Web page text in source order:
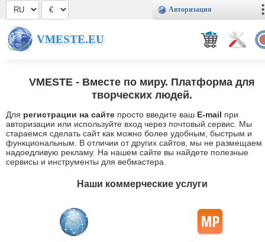
Авторизация
VMESTE.EU
VMESTE - Вместе по миру. Платформа для
творческих людей.
Для регистрации на сайте просто введите ваш E-mail при
авторизации или используйте вход через почтовый сервис. Мы
стараемся сделать сайт как можно более удобным, быстрым и
функциональным. В отличии от других сайтов, мы не размещаем
надоедливую рекламу. На нашем сайте вы найдете полезные
сервисы и инструменты для вебмастера.
Наши коммерческие услуги